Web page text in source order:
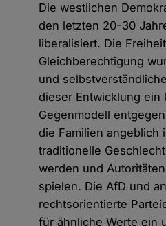
Die westlichen
den letzten 20-30
liberalisiert. Die
Gleichberechtigung
und
dieser Entwicklung ein
Gegenmodell
die Familien angeblich
traditionelle
werden und
spielen. Die AfD und
rechtsorientierte
für ähnliche Werte ein